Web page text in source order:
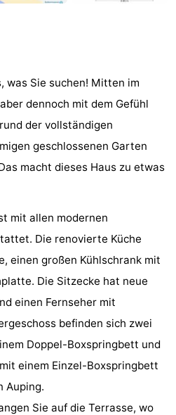
was Sie suchen! Mitten im
dennoch mit dem Gefühl
der vollständigen
geschlossenen Garten
macht dieses Haus zu etwas
mit allen modernen
Die renovierte Küche
einen großen Kühlschrank mit
Die Sitzecke hat neue
einen Fernseher mit
befinden sich zwei
Doppel-Boxspringbett und
einem Einzel-Boxspringbett
Auping.
Sie auf die Terrasse, wo